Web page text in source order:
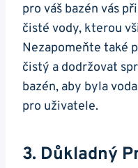
pro váš bazén vás
čisté vody, kterou
Nezapomeňte také
čistý a dodržovat
bazén, aby byla
pro uživatele.
3. Důkladný